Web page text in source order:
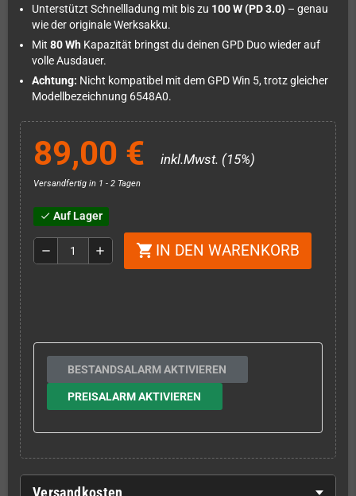
Unterstützt Schnellladung mit bis zu 100 W (PD 3.0) – genau
wie der originale Werksakku.
Mit 80 Wh Kapazität bringst du deinen GPD Duo wieder auf
volle Ausdauer.
Achtung: Nicht kompatibel mit dem GPD Win 5, trotz gleicher
Modellbezeichnung 6548A0.
89,00 € inkl.Mwst. (15%)
Versandfertig in 1 - 2 Tagen
check Auf Lager
remove add shopping_cart IN DEN WARENKORB
BESTANDSALARM AKTIVIEREN
PREISALARM AKTIVIEREN
Versandkosten